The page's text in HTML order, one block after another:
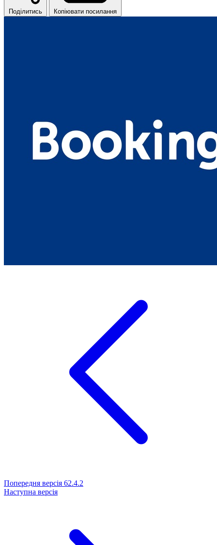
Поділитись Копіювати посилання
Попередня версія 62.4.2
Наступна версія